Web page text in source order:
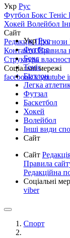
Укр Рус
Футбол Бокс Теніс
Хокей Волейбол
Сайт
РедакціяПрогнози
КонтактиПравила
Структура
Соціальні мережі
facebookxyoutube
УкрРус
Футбол
Бокс
Теніс
Біатлон
Легка
Футзал
Баскетбол
Хокей
Волейбол
Інші види
Сайт
Сайт
Правила
Редакційна
Соціальні
viber
Спорт